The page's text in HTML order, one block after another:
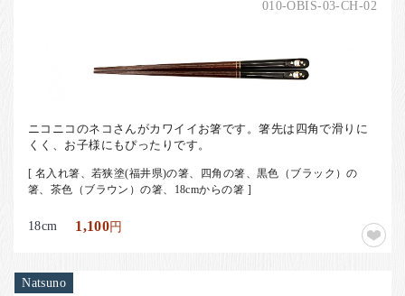
010-OBIS-03-CH-02
ニコニコのネコさんがカワイイお箸です。箸先は四角で滑りに
くく、お子様にもぴったりです。
[ 名入れ箸、若狭塗(福井県)の箸、四角の箸、黒色（ブラック）の
箸、茶色（ブラウン）の箸、18cmからの箸 ]
18cm 1,100円
Natsuno